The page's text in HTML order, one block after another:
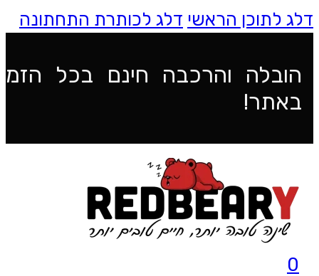
דלג לתוכן הראשי דלג לכותרת התחתונה
הובלה והרכבה חינם בכל
באתר!
0